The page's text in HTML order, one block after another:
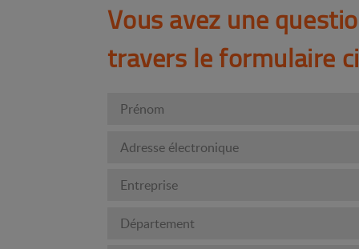
Vous avez une
travers le formulaire